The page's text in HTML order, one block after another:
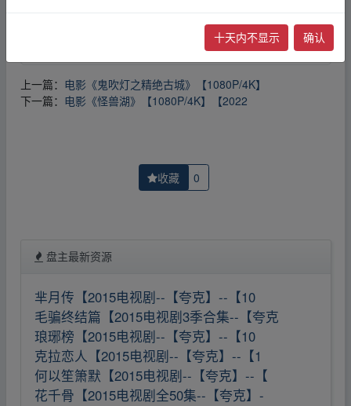
进行投诉，我们将在确认本文链接指向的资源存
上一篇： 电影《鬼吹灯之精绝古城》【1080P/4K】
下一篇： 电影《怪兽湖》【1080P/4K】【2022
收藏 0
盘主最新资源
芈月传【2015电视剧--【夸克】--【10
毛骗终结篇【2015电视剧3季合集--【夸克
琅琊榜【2015电视剧--【夸克】--【10
克拉恋人【2015电视剧--【夸克】--【1
何以笙箫默【2015电视剧--【夸克】--【
花千骨【2015电视剧全50集--【夸克】-
十天内不显示 确认